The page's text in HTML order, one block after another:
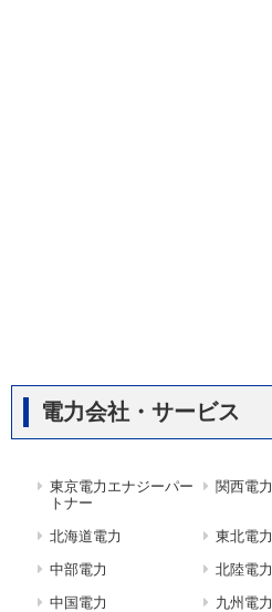
電力会社・サービス
東京電力エナジーパー
トナー
関西電力
北海道電力
東北電力
中部電力
北陸電力
中国電力
九州電力